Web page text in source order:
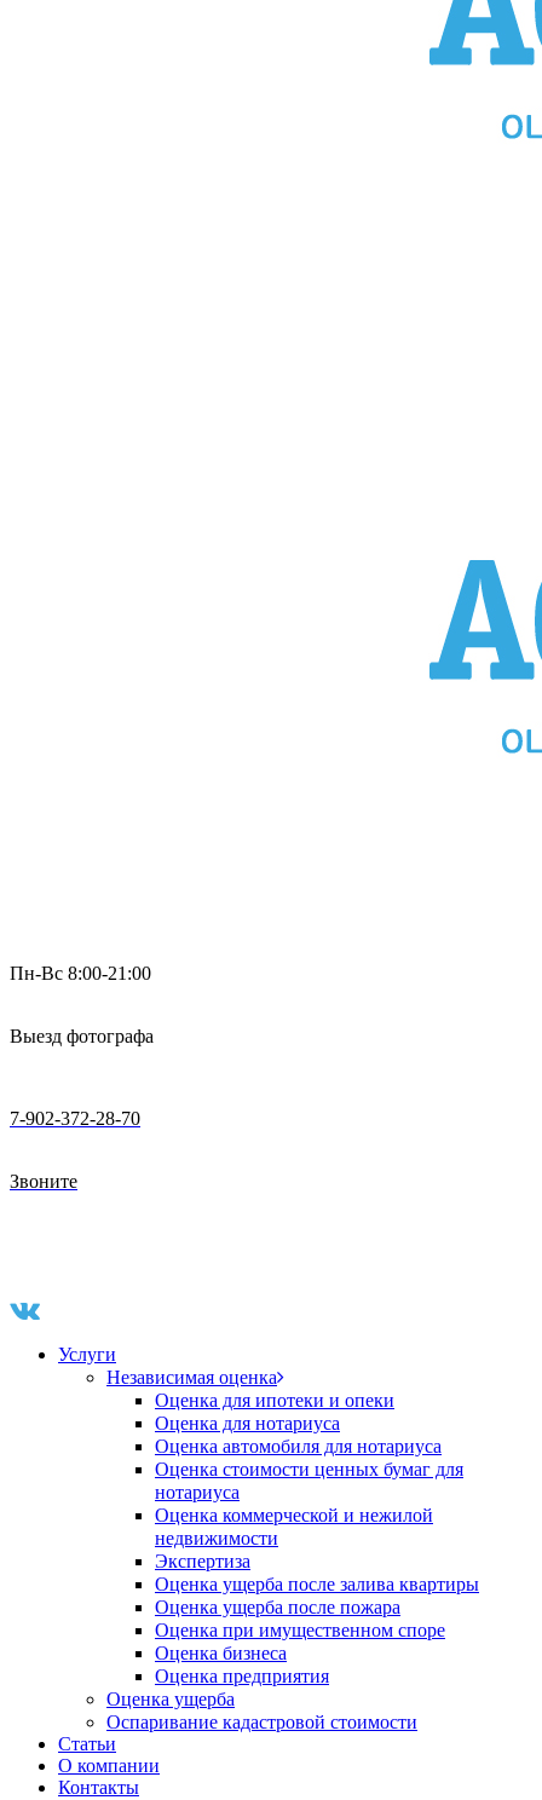
Пн-Вс 8:00-21:00
Выезд фотографа
7-902-372-28-70
Звоните
Услуги
Независимая оценка
Оценка для ипотеки и опеки
Оценка для нотариуса
Оценка автомобиля для нотариуса
Оценка стоимости ценных бумаг для
нотариуса
Оценка коммерческой и нежилой
недвижимости
Экспертиза
Оценка ущерба после залива квартиры
Оценка ущерба после пожара
Оценка при имущественном споре
Оценка бизнеса
Оценка предприятия
Оценка ущерба
Оспаривание кадастровой стоимости
Статьи
О компании
Контакты